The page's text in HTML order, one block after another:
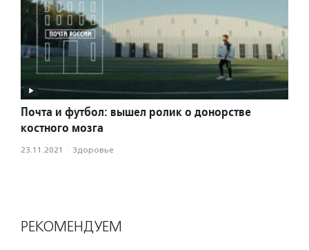
Почта и футбол: вышел ролик о донорстве
костного мозга
23.11.2021 · Здоровье
РЕКОМЕНДУЕМ